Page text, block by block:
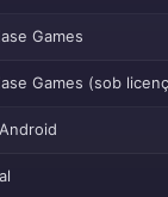
Games
Games (sob